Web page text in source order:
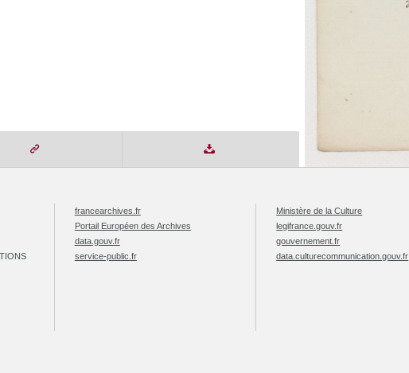
francearchives.fr
Portail Européen des Archives
data.gouv.fr
service-public.fr
Ministère de la Culture
legifrance.gouv.fr
gouvernement.fr
data.culturecommunication.gouv.fr